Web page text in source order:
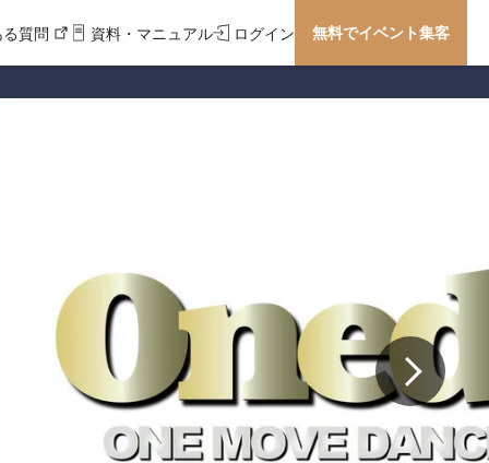
る質問 資料・マニュアル ログイン 無料でイベント集客